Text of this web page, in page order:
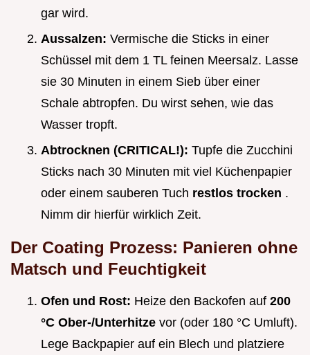
gar wird.
Aussalzen: Vermische die Sticks in einer
Schüssel mit dem 1 TL feinen Meersalz. Lasse
sie 30 Minuten in einem Sieb über einer
Schale abtropfen. Du wirst sehen, wie das
Wasser tropft.
Abtrocknen (CRITICAL!): Tupfe die Zucchini
Sticks nach 30 Minuten mit viel Küchenpapier
oder einem sauberen Tuch restlos trocken .
Nimm dir hierfür wirklich Zeit.
Der Coating Prozess: Panieren ohne
Matsch und Feuchtigkeit
Ofen und Rost: Heize den Backofen auf 200
°C Ober-/Unterhitze vor (oder 180 °C Umluft).
Lege Backpapier auf ein Blech und platziere